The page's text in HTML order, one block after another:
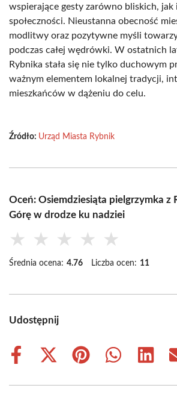
wspierające gesty zarówno bliskich, jak
społeczności. Nieustanna obecność
modlitwy oraz pozytywne myśli
podczas całej wędrówki. W ostatnich
Rybnika stała się nie tylko duchowym
ważnym elementem lokalnej tradycji,
mieszkańców w dążeniu do celu.
Źródło: Urząd Miasta Rybnik
Oceń: Osiemdziesiąta pielgrzymka z
Górę w drodze ku nadziei
★ ★ ★ ★ ★
Średnia ocena: 4.76 Liczba ocen: 11
Udostępnij
Share
Share
(Twitter)
Share
Share
Share